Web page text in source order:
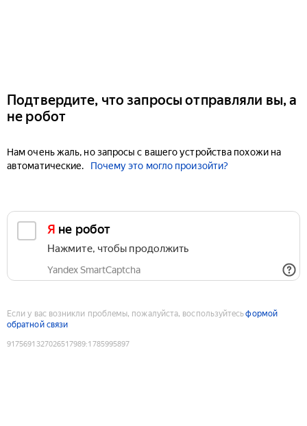
Подтвердите, что запросы отправляли вы, а
не робот
Нам очень жаль, но запросы с вашего устройства похожи на
автоматические.
Почему это могло произойти?
Я не робот
Нажмите, чтобы продолжить
Yandex SmartCaptcha
Если у вас возникли проблемы, пожалуйста, воспользуйтесьформой
обратной связи
9175691327026517989:1785995897